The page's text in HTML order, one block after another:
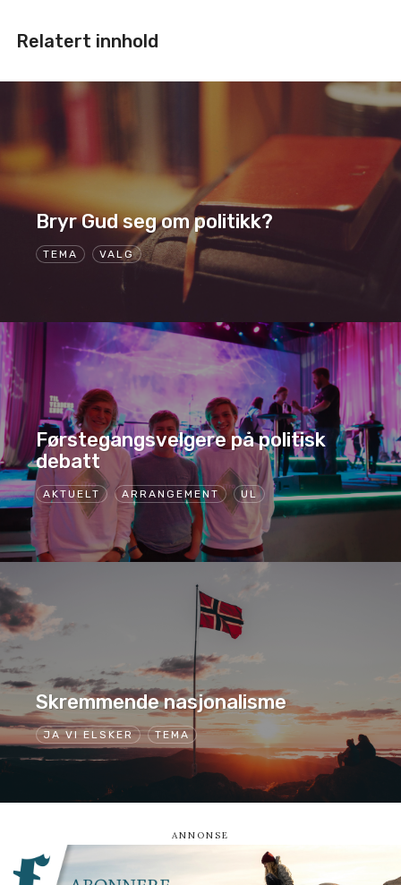
Relatert innhold
TEMA VALG
Bryr Gud seg om politikk?
AKTUELT ARRANGEMENT UL
Førstegangsvelgere på politisk
debatt
JA VI ELSKER TEMA
Skremmende nasjonalisme